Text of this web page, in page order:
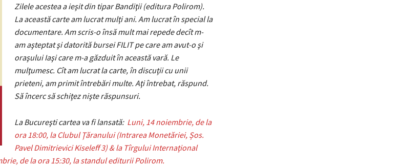
Zilele acestea a ieşit din tipar Bandiţii (editura Polirom).
La această carte am lucrat mulţi ani. Am lucrat în special la
documentare. Am scris-o însă mult mai repede decît m-
am aşteptat şi datorită bursei FILIT pe care am avut-o şi
oraşului Iaşi care m-a găzduit în această vară. Le
mulţumesc. Cît am lucrat la carte, în discuţii cu unii
prieteni, am primit întrebări multe. Aţi întrebat, răspund.
Să încerc să schiţez nişte răspunsuri.
La Bucureşti cartea va fi lansată: Luni, 14 noiembrie, de la
ora 18:00, la Clubul Ţăranului (Intrarea Monetăriei, Șos.
Pavel Dimitrievici Kiseleff 3) & la Tîrgului Internaţional
de la ora 15:30, la standul editurii Polirom.